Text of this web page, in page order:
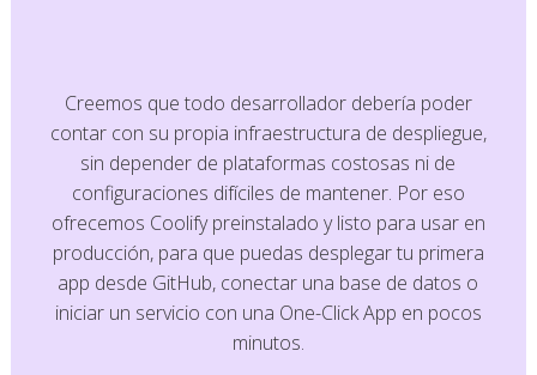
Creemos que todo desarrollador debería poder
contar con su propia infraestructura de despliegue,
sin depender de plataformas costosas ni de
configuraciones difíciles de mantener. Por eso
ofrecemos Coolify preinstalado y listo para usar en
producción, para que puedas desplegar tu primera
app desde GitHub, conectar una base de datos o
iniciar un servicio con una One-Click App en pocos
minutos.